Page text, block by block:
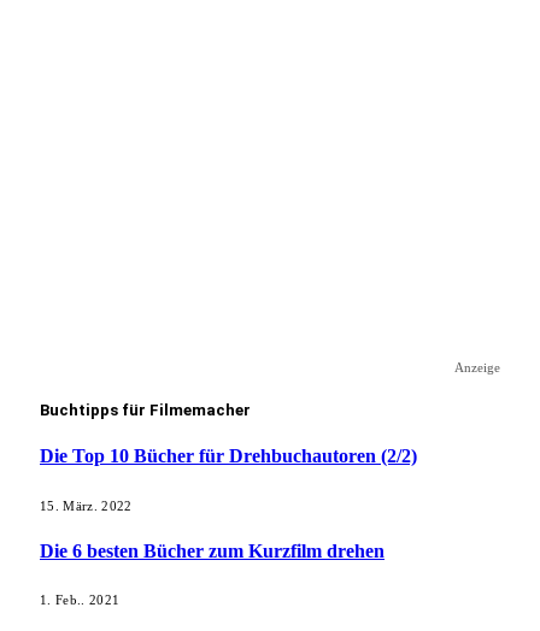
Anzeige
Buchtipps für Filmemacher
Die Top 10 Bücher für Drehbuchautoren (2/2)
15. März. 2022
Die 6 besten Bücher zum Kurzfilm drehen
1. Feb.. 2021